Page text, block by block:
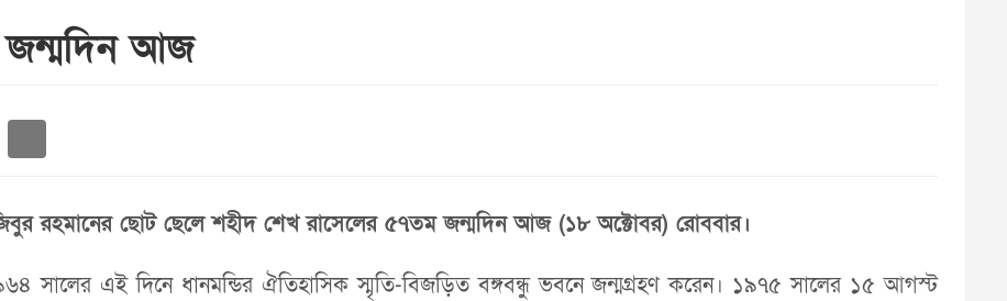
জন্মদিন আজ
রহমানের ছোট ছেলে শহীদ শেখ রাসেলের ৫৭তম জন্মদিন আজ (১৮ অক্টোবর) রোববার।
সালের এই দিনে ধানমন্ডির ঐতিহাসিক স্মৃতি-বিজড়িত বঙ্গবন্ধু ভবনে জন্মগ্রহণ করেন। ১৯৭৫ সালের ১৫ আগস্ট